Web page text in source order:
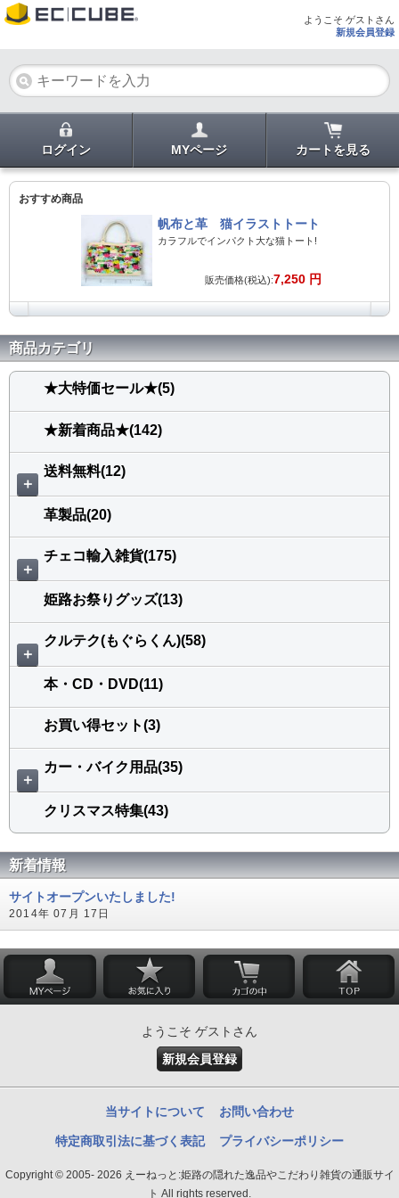
ようこそ ゲストさん
新規会員登録
ログイン MYページ カートを見る
おすすめ商品
帆布と革 猫イラストトート
カラフルでインパクト大な猫トート!
販売価格(税込):7,250 円
商品カテゴリ
★大特価セール★(5)
★新着商品★(142)
＋
送料無料(12)
革製品(20)
＋
チェコ輸入雑貨(175)
姫路お祭りグッズ(13)
＋
クルテク(もぐらくん)(58)
本・CD・DVD(11)
お買い得セット(3)
＋
カー・バイク用品(35)
クリスマス特集(43)
新着情報
サイトオープンいたしました!
2014年 07月 17日
ようこそ ゲストさん
新規会員登録
当サイトについて お問い合わせ
特定商取引法に基づく表記 プライバシーポリシー
Copyright © 2005- 2026 えーねっと:姫路の隠れた逸品やこだわり雑貨の通販サイ
ト All rights reserved.